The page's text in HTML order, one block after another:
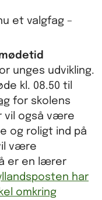
et valgfag –
unges udvikling.
kl. 08.50 til
for skolens
vil også være
og roligt ind på
være
er en lærer
har
omkring